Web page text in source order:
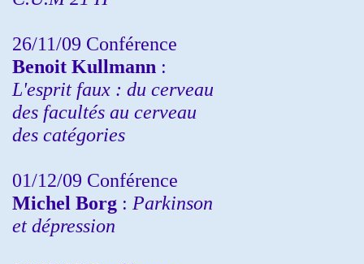
26/11/09 Conférence
Benoit Kullmann :
L'esprit faux : du cerveau
des facultés au cerveau
des catégories
01/12/09 Conférence
Michel Borg : Parkinson
et dépression